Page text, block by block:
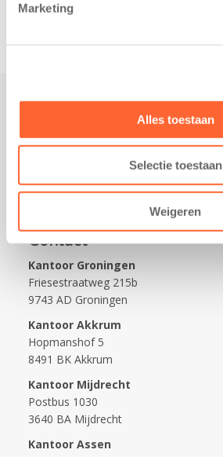
Marketing
Alles toestaan
Selectie toestaan
Weigeren
Werken bij Kids First
Nieuws over Kids First
Wijzigen opvangcontract
Opzeggen opvangcontract
Contact
Kantoor Groningen
Friesestraatweg 215b
9743 AD Groningen
Kantoor Akkrum
Hopmanshof 5
8491 BK Akkrum
Kantoor Mijdrecht
Postbus 1030
3640 BA Mijdrecht
Kantoor Assen